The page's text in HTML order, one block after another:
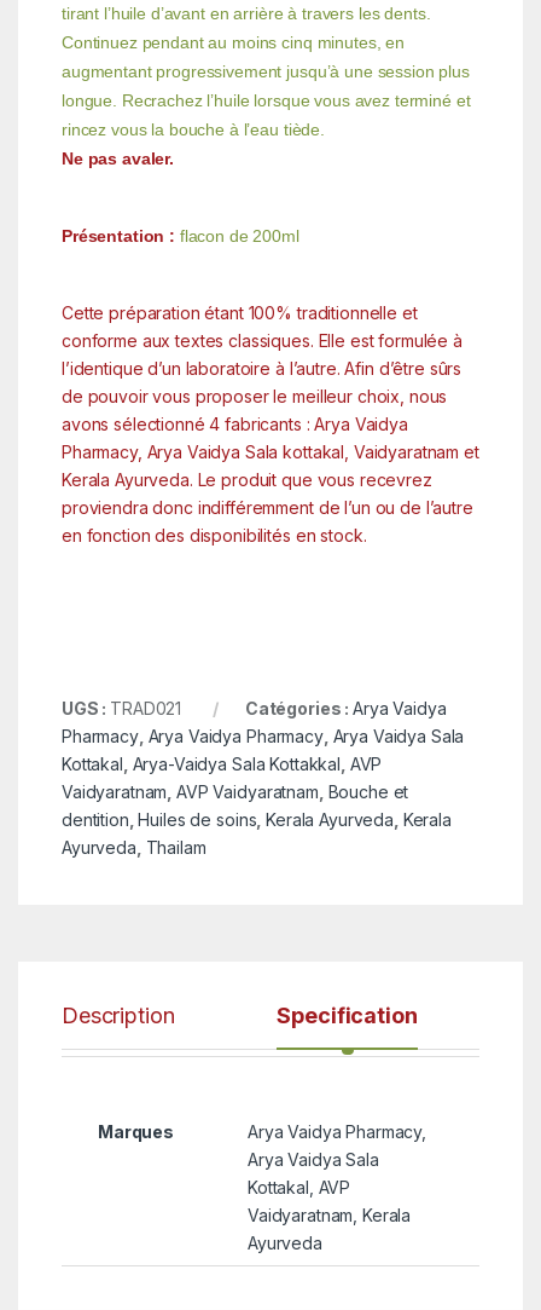
tirant l’huile d’avant en arrière à travers les dents.
Continuez pendant au moins cinq minutes, en
augmentant progressivement jusqu’à une session plus
longue. Recrachez l’huile lorsque vous avez terminé et
rincez vous la bouche à l’eau tiède.
Ne pas avaler.
Présentation : flacon de 200ml
Cette préparation étant 100% traditionnelle et
conforme aux textes classiques. Elle est formulée à
l’identique d’un laboratoire à l’autre. Afin d’être sûrs
de pouvoir vous proposer le meilleur choix, nous
avons sélectionné 4 fabricants : Arya Vaidya
Pharmacy, Arya Vaidya Sala kottakal, Vaidyaratnam et
Kerala Ayurveda. Le produit que vous recevrez
proviendra donc indifféremment de l’un ou de l’autre
en fonction des disponibilités en stock.
UGS : TRAD021 Catégories :Arya Vaidya
Pharmacy, Arya Vaidya Pharmacy, Arya Vaidya Sala
Kottakal Arya-Vaidya Sala Kottakkal AVP
Vaidyaratnam ,AVP Vaidyaratnam Bouche et
dentition ,Huiles de soins ,Kerala Ayurveda Kerala
Ayurveda Thailam
Description Specification
Marques
Arya Vaidya Pharmacy,
Arya Vaidya Sala
Kottakal, AVP
Vaidyaratnam, Kerala
Ayurveda